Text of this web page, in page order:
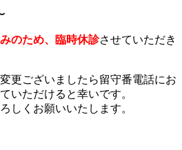
のため、臨時休診させていただき
更ございましたら留守番電話にお
いただけると幸いです。
しくお願いいたします。